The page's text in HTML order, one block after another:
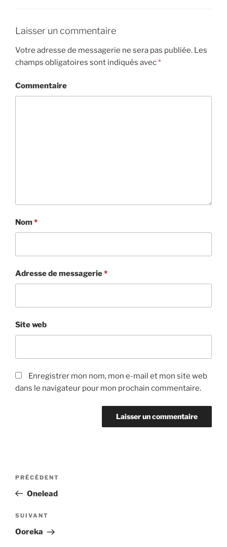
Laisser un commentaire
Votre adresse de messagerie ne sera pas publiée. Les
champs obligatoires sont indiqués avec*
Commentaire
Nom*
Adresse de messagerie*
Site web
Enregistrer mon nom, mon e-mail et mon site web
dans le navigateur pour mon prochain commentaire.
Navigation
l’article
Article
précédent
PRÉCÉDENT
Onelead
Article
suivant
SUIVANT
Ooreka